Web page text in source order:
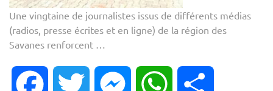
Une vingtaine de journalistes issus de différents médias
(radios, presse écrites et en ligne) de la région des
Savanes renforcent …
Facebook Twitter Messenger WhatsApp